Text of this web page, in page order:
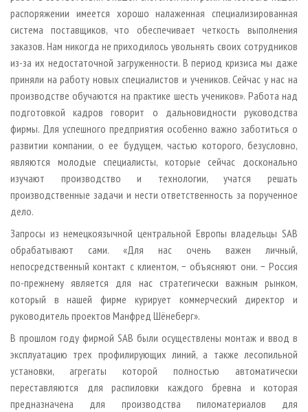
распоряжении имеется хорошо налаженная специализированная
система поставщиков, что обеспечивает четкость выполнения
заказов. Нам никогда не приходилось увольнять своих сотрудников
из-за их недостаточной загруженности. В период кризиса мы даже
приняли на работу новых специалистов и учеников. Сейчас у нас на
производстве обучаются на практике шесть учеников». Работа над
подготовкой кадров говорит о дальновидности руководства
фирмы. Для успешного предприятия особенно важно заботиться о
развитии компании, о ее будущем, частью которого, безусловно,
являются молодые специалисты, которые сейчас досконально
изучают производство и технологии, учатся решать
производственные задачи и нести ответственность за порученное
дело.
Запросы из немецкоязычной центральной Европы владельцы SAB
обрабатывают сами. «Для нас очень важен личный,
непосредственный контакт с клиентом, − объясняют они. − Россия
по-прежнему является для нас стратегически важным рынком,
который в нашей фирме курирует коммерческий директор и
руководитель проектов Манфред Шёнеберг».
В прошлом году фирмой SAB были осуществлены монтаж и ввод в
эксплуатацию трех профилирующих линий, а также лесопильной
установки, агрегаты которой полностью автоматически
переставляются для распиловки каждого бревна и которая
предназначена для производства пиломатериалов для